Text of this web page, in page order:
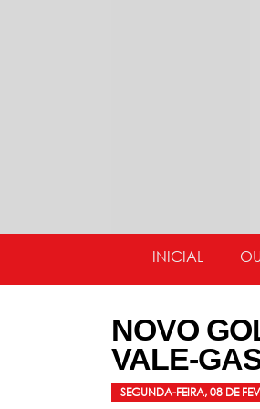
INICIAL
NOVO
VALE-
SEGUNDA-FEIRA, 08 DE